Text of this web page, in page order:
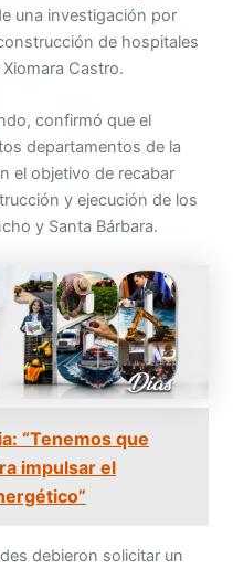
una investigación por
de hospitales
Castro.
confirmó que el
departamentos de la
el objetivo de recabar
y ejecución de los
y Santa Bárbara.
“Tenemos que
impulsar el
debieron solicitar un